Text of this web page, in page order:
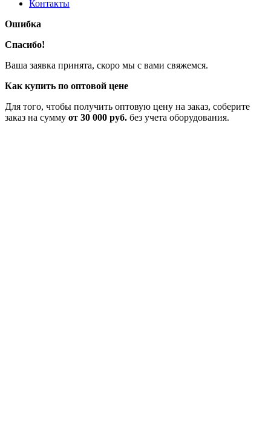
Контакты
Ошибка
Спасибо!
Ваша заявка принята, скоро мы с вами свяжемся.
Как купить по оптовой цене
Для того, чтобы получить оптовую цену на заказ, соберите
заказ на сумму от 30 000 руб. без учета оборудования.